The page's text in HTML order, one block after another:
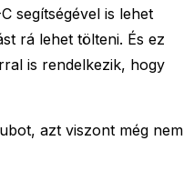
segítségével is lehet
rá lehet tölteni. És ez
is rendelkezik, hogy
azt viszont még nem